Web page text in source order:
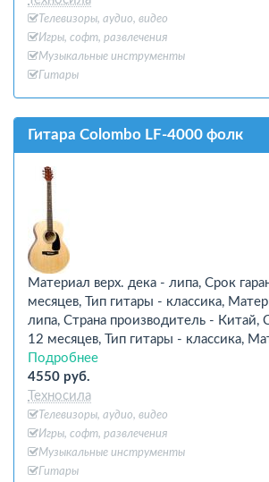
Телевизоры, аудио, видео
Игры, софт, развлечения
Музыкальные инструменты
Гитары
Гитара Colombo LF-4000 фолк
Материал верх. дека - липа, Срок
месяцев, Тип гитары - классика,
липа, Страна производитель - Китай,
12 месяцев, Тип гитары - классика,
Подробнее
4550 руб.
Техносила
Телевизоры, аудио, видео
Игры, софт, развлечения
Музыкальные инструменты
Гитары